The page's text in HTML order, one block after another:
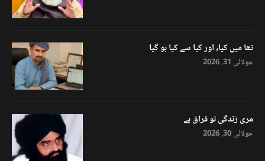
تھا میں کیا، اور کیا سے کیا ہو گیا
جولائی 31, 2026
مری زندگی تو فراق ہے
جولائی 30, 2026